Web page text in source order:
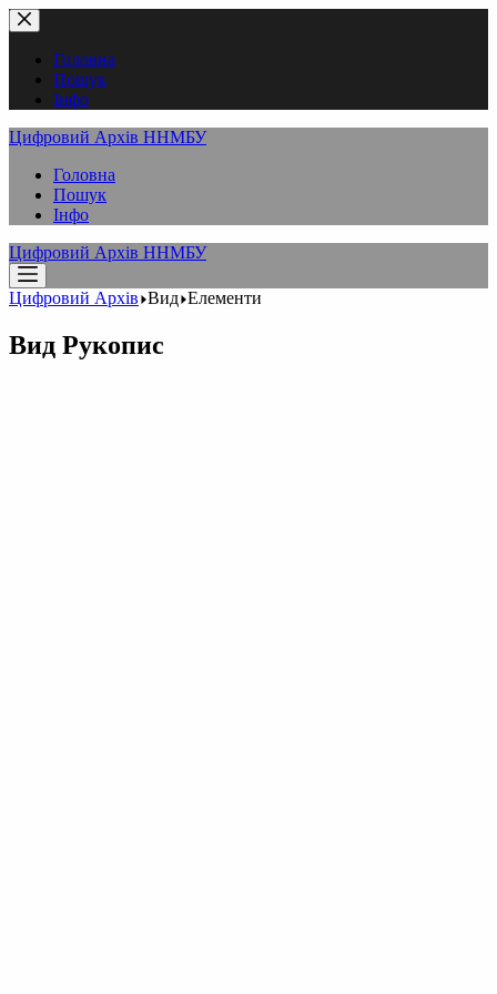
Перейти
до
вмістуГоловна
Пошук
Інфо
Цифровий Архів ННМБУ
Головна
Пошук
Інфо
Цифровий Архів ННМБУ
Цифровий Архів Вид Елементи
Вид Рукопис